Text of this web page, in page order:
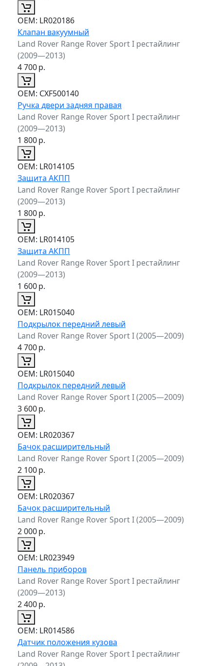
ОЕМ: LR020186
Клапан вакуумный
Land Rover Range Rover Sport I рестайлинг
(2009—2013)
4 700р.
ОЕМ: CXF500140
Ручка двери задняя правая
Land Rover Range Rover Sport I рестайлинг
(2009—2013)
1 800р.
ОЕМ: LR014105
Защита АКПП
Land Rover Range Rover Sport I рестайлинг
(2009—2013)
1 800р.
ОЕМ: LR014105
Защита АКПП
Land Rover Range Rover Sport I рестайлинг
(2009—2013)
1 600р.
ОЕМ: LR015040
Подкрылок передний левый
Land Rover Range Rover Sport I (2005—2009)
4 700р.
ОЕМ: LR015040
Подкрылок передний левый
Land Rover Range Rover Sport I (2005—2009)
3 600р.
ОЕМ: LR020367
Бачок расширительный
Land Rover Range Rover Sport I (2005—2009)
2 100р.
ОЕМ: LR020367
Бачок расширительный
Land Rover Range Rover Sport I (2005—2009)
2 000р.
ОЕМ: LR023949
Панель приборов
Land Rover Range Rover Sport I рестайлинг
(2009—2013)
2 400р.
ОЕМ: LR014586
Датчик положения кузова
Land Rover Range Rover Sport I рестайлинг